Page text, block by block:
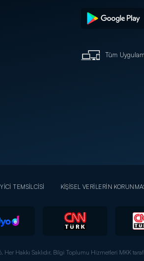
Tüm
TEMSİLCİSİ KİŞİSEL VERİLERİN
Hakkı Saklıdır. Bilgi Toplumu Hizmetleri MKK